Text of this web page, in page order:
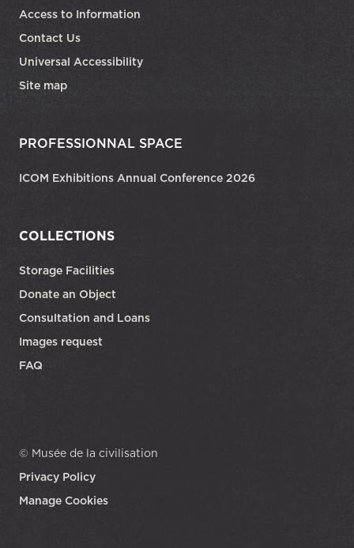
Access to Information
Contact Us
Universal Accessibility
Site map
PROFESSIONNAL SPACE
ICOM Exhibitions Annual Conference 2026
COLLECTIONS
Storage Facilities
Donate an Object
Consultation and Loans
Images request
FAQ
© Musée de la civilisation
Privacy Policy
Manage Cookies